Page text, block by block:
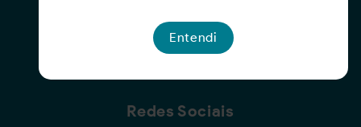
Criar Oportunidade
Redes Sociais
Entendi